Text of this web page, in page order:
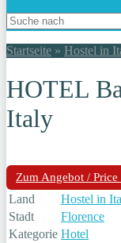
Startseite » Hostel in
HOTEL
Italy
Zum Angebot / Price
Land
Hostel in
Stadt
Florence
Kategorie Hotel